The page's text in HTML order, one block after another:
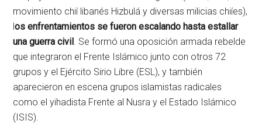
movimiento chií libanés Hizbulá y diversas milicias chiíes),
los enfrentamientos se fueron escalando hasta estallar
una guerra civil . Se formó una oposición armada rebelde
que integraron el Frente Islámico junto con otros 72
grupos y el Ejército Sirio Libre (ESL), y también
aparecieron en escena grupos islamistas radicales
como el yihadista Frente al Nusra y el Estado Islámico
(ISIS).